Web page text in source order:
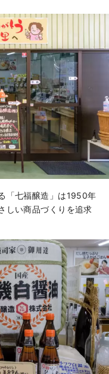
。
がない「外国人」
るように、割り方
り易く解説する展
を入れています。
「七福醸造」は1950年
しい商品づくりを追求